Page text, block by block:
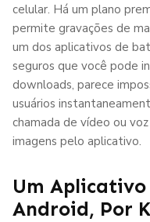
celular. Há um plano
permite gravações de
um dos aplicativos de
seguros que você pode
downloads, parece
usuários
chamada de vídeo ou
imagens pelo aplicativo.
Um
Android, Por